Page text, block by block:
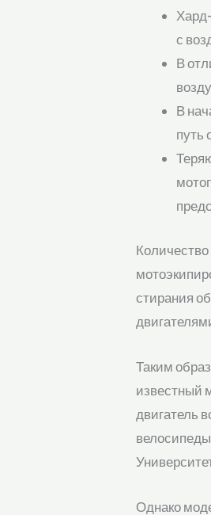
с
В
В
путь
стирания
Таким
известный
двигатель
Однако